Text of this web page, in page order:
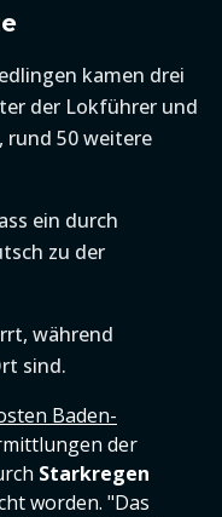
kamen drei
der Lokführer und
rund 50 weitere
ein durch
zu der
während
sind.
Baden-
der
Starkregen
worden. "Das